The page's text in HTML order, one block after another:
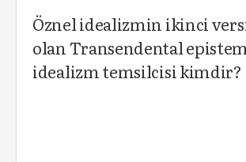
Öznel idealizmin ikinci
olan Transendental
idealizm temsilcisi kimdir?